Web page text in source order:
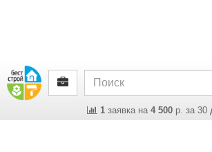
1заявка на 4 500р. за 30